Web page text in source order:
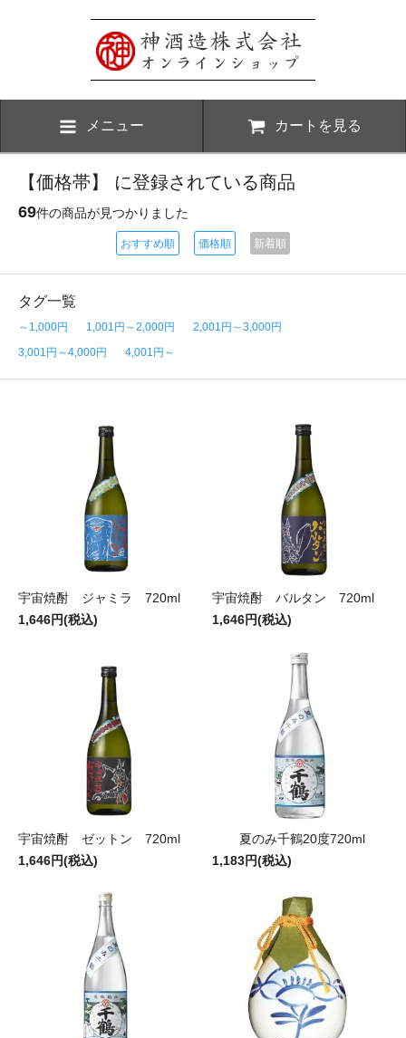
メニュー カートを見る
【価格帯】 に登録されている商品
69件の商品が見つかりました
おすすめ順 価格順 新着順
タグ一覧
～1,000円 1,001円～2,000円
2,001円～3,000円
3,001円～4,000円
4,001円～
宇宙焼酎 ジャミラ 720ml
1,646円(税込)
宇宙焼酎 バルタン 720ml
1,646円(税込)
宇宙焼酎 ゼットン 720ml
1,646円(税込)
夏のみ千鶴20度720ml
1,183円(税込)